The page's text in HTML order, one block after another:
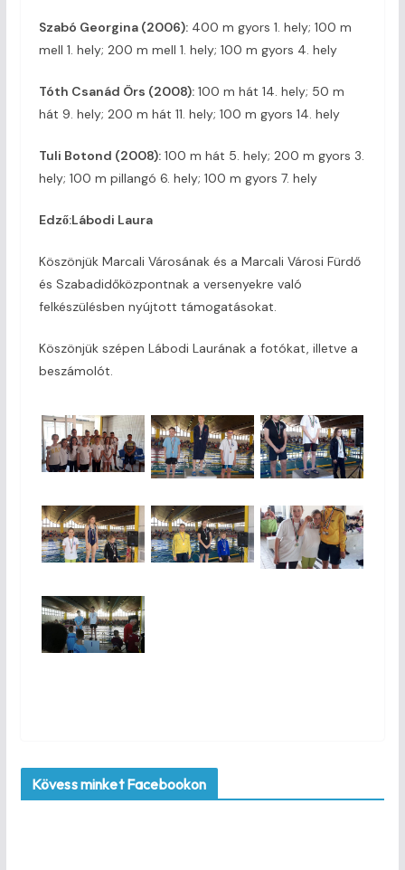
Szabó Georgina (2006):400 m gyors 1. hely; 100 m
mell 1. hely; 200 m mell 1. hely; 100 m gyors 4. hely
Tóth Csanád Örs (2008):100 m hát 14. hely; 50 m
hát 9. hely; 200 m hát 11. hely; 100 m gyors 14. hely
Tuli Botond (2008):100 m hát 5. hely; 200 m gyors 3.
hely; 100 m pillangó 6. hely; 100 m gyors 7. hely
Edző:Lábodi Laura
Köszönjük Marcali Városának és a Marcali Városi Fürdő
és Szabadidőközpontnak a versenyekre való
felkészülésben nyújtott támogatásokat.
Köszönjük szépen Lábodi Laurának a fotókat, illetve a
beszámolót.
Kövess minket Facebookon